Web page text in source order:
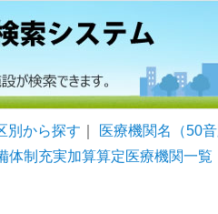
別から探す 医療機関名（50音
体制充実加算算定医療機関一覧